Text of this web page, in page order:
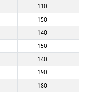
110
150
140
150
140
190
180